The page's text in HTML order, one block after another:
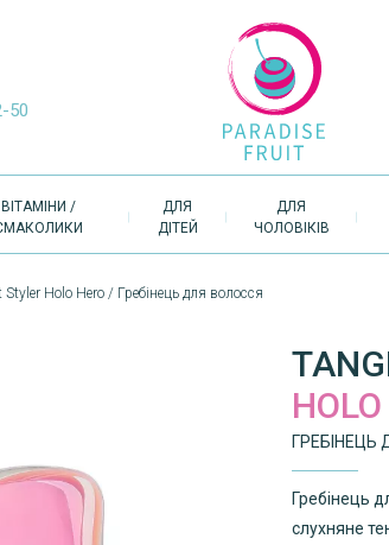
50
ВІТАМІНИ /
ДЛЯ
ДІТЕЙ
ДЛЯ
ЧОЛОВІКІВ
Styler Holo Hero / Гребінець для волосся
Гребінець
слухняне